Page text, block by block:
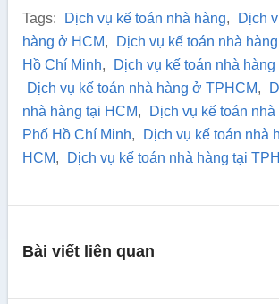
Tags: Dịch vụ kế toán nhà hàng,
Dịch
hàng ở HCM,
Dịch vụ kế toán nhà
Hồ Chí Minh, Dịch vụ kế toán nhà
Dịch vụ kế toán nhà hàng ở TPHCM,
nhà hàng tại HCM,
Dịch vụ kế toán
Phố Hồ Chí Minh,
Dịch vụ kế toán nhà
HCM, Dịch vụ kế toán nhà hàng tại
Bài viết liên quan